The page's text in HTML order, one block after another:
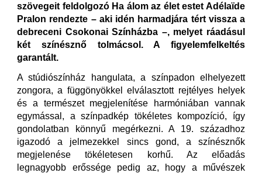
szövegeit feldolgozó Ha álom az élet estet Adélaïde
Pralon rendezte – aki idén harmadjára tért vissza a
debreceni Csokonai Színházba –, melyet ráadásul
két színésznő tolmácsol. A figyelemfelkeltés
garantált.
A stúdiószínház hangulata, a színpadon elhelyezett
zongora, a függönyökkel elválasztott rejtélyes helyek
és a természet megjelenítése harmóniában vannak
egymással, a színpadkép tökéletes kompozíció, így
gondolatban könnyű megérkezni. A 19. századhoz
igazodó a jelmezekkel sincs gond, a színésznők
megjelenése tökéletesen korhű. Az előadás
legnagyobb erőssége pedig az, hogy a művészek